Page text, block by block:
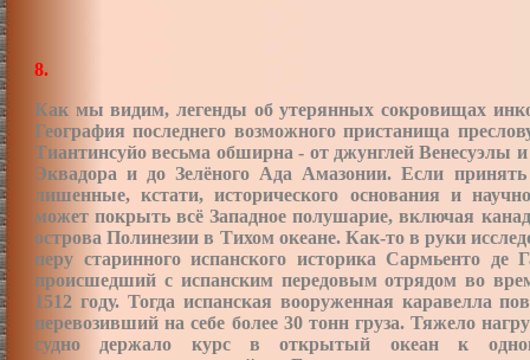
8.
Как мы видим, легенды об утерянных сокровищах
География последнего возможного пристанища
Тиантинсуйо весьма обширна - от джунглей Венесуэлы
Эквадора и до Зелёного Ада Амазонии. Если
лишенные, кстати, исторического основания и
может покрыть всё Западное полушарие, включая
острова Полинезии в Тихом океане. Как-то в руки
перу старинного испанского историка Сармьенто
происшедший с испанским передовым отрядом во
1512 году. Тогда испанская вооруженная каравелла
перевозивший на себе более 30 тонн груза. Тяжело
судно держало курс в открытый океан к